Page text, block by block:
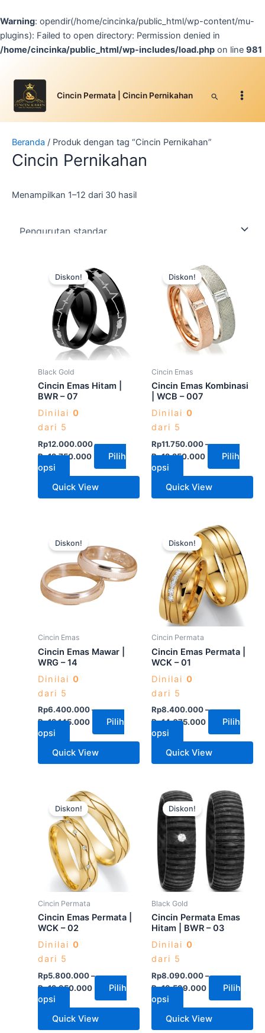
Warning: opendir(/home/cincinka/public_html/wp-content/mu-
plugins): Failed to open directory: Permission denied in
/home/cincinka/public_html/wp-includes/load.php on line 981
ke
konten
Cincin Permata | Cincin Pernikahan Cari
Beranda / Produk dengan tag “Cincin Pernikahan”
Cincin Pernikahan
Menampilkan 1–12 dari 30 hasil
Diskon!
Black Gold
Cincin Emas Hitam |
BWR – 07
Dinilai 0
dari 5
Rp12.000.000–
Rp12.750.000
Pilih
opsi
ini
memiliki
beberapa
varian.
Pilihan
ini
di
halaman
Quick View
Diskon!
Cincin Emas
Cincin Emas Kombinasi
| WCB – 007
Dinilai 0
dari 5
Rp11.750.000–
Rp12.250.000
Pilih
opsi
Produk
ini
memiliki
beberapa
varian.
Pilihan
ini
di
halaman
Quick View
Diskon!
Cincin Emas
Cincin Emas Mawar |
WRG – 14
Dinilai 0
dari 5
Rp6.400.000–
Rp12.145.000
Pilih
opsi
ini
memiliki
beberapa
varian.
Pilihan
di
halaman
Quick View
Diskon!
Cincin Permata
Cincin Emas Permata |
WCK – 01
Dinilai 0
dari 5
Rp8.400.000–
Rp14.075.000
Pilih
opsi
Produk
ini
memiliki
beberapa
varian.
Pilihan
ini
di
halaman
Quick View
Diskon!
Cincin Permata
Cincin Emas Permata |
WCK – 02
Dinilai 0
dari 5
Rp5.800.000–
Rp12.950.000
Pilih
opsi
Produk
ini
memiliki
beberapa
varian.
Pilihan
ini
di
halaman
Quick View
Diskon!
Black Gold
Cincin Permata Emas
Hitam | BWR – 03
Dinilai 0
dari 5
Rp8.090.000–
Rp13.599.000
Pilih
opsi
Produk
ini
memiliki
beberapa
varian.
Pilihan
ini
di
halaman
Quick View
Facebook
Instagram
YouTube
WhatsApp
Google
TikTok